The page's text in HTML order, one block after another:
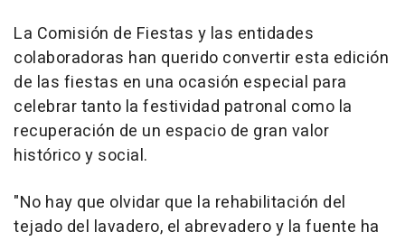
La Comisión de Fiestas y las entidades
colaboradoras han querido convertir esta edición
de las fiestas en una ocasión especial para
celebrar tanto la festividad patronal como la
recuperación de un espacio de gran valor
histórico y social.
"No hay que olvidar que la rehabilitación del
tejado del lavadero, el abrevadero y la fuente ha